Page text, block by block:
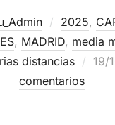
2025,
, MADRID, media
distancias 19/
comentarios